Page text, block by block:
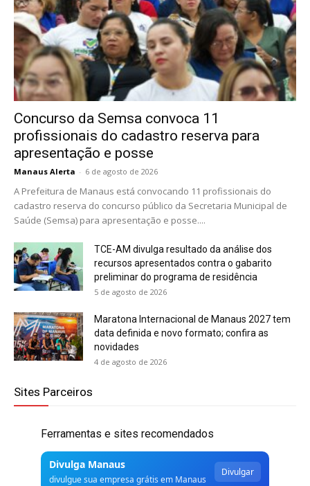
Concurso da Semsa convoca 11
profissionais do cadastro reserva para
apresentação e posse
Manaus Alerta - 6 de agosto de 2026
A Prefeitura de Manaus está convocando 11 profissionais do
cadastro reserva do concurso público da Secretaria Municipal de
Saúde (Semsa) para apresentação e posse....
TCE-AM divulga resultado da análise dos
recursos apresentados contra o gabarito
preliminar do programa de residência
5 de agosto de 2026
Maratona Internacional de Manaus 2027 tem
data definida e novo formato; confira as
novidades
4 de agosto de 2026
Sites Parceiros
Ferramentas e sites recomendados
Divulga Manaus
divulgue sua empresa grátis em Manaus
Divulgar